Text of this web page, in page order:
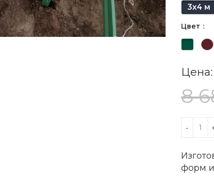
3х4 м
Цвет
Цена:
8
форм